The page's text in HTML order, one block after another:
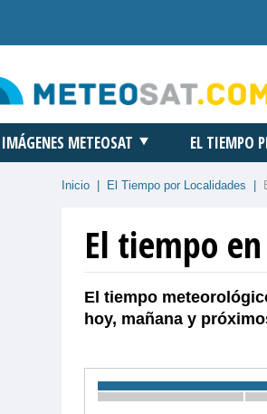
IMÁGENES METEOSAT EL TIEMPO
Inicio El Tiempo por Localidades
El tiempo
El tiempo
hoy, mañana y